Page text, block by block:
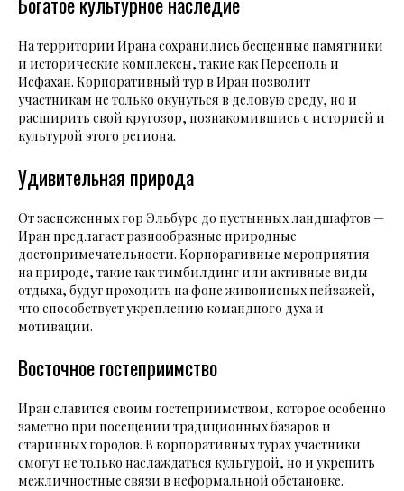
На территории Ирана сохранились бесценные памятники
и исторические комплексы, такие как Персеполь и
Исфахан. Корпоративный тур в Иран позволит
участникам не только окунуться в деловую среду, но и
расширить свой кругозор, познакомившись с историей и
культурой этого региона.
Удивительная природа
От заснеженных гор Эльбурс до пустынных ландшафтов —
Иран предлагает разнообразные природные
достопримечательности. Корпоративные мероприятия
на природе, такие как тимбилдинг или активные виды
отдыха, будут проходить на фоне живописных пейзажей,
что способствует укреплению командного духа и
мотивации.
Восточное гостеприимство
Иран славится своим гостеприимством, которое особенно
заметно при посещении традиционных базаров и
старинных городов. В корпоративных турах участники
смогут не только наслаждаться культурой, но и укрепить
межличностные связи в неформальной обстановке.